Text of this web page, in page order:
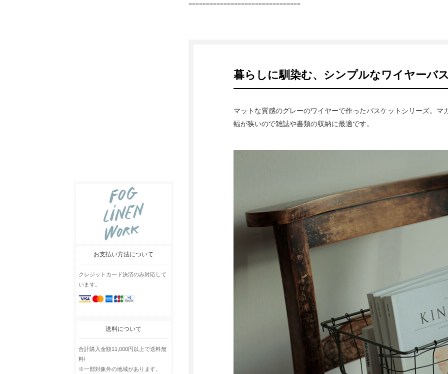
お支払い方法について
クレジットカード決済のみ対応して
います。
送料について
合計購入金額11,000円以上で送料無
料!
※一部対象外の地域があります。
================================
暮らしに馴染む、シンプルなワイヤーバ
マットな質感のグレーのワイヤーで作ったバスケットシリーズ。マ
幅が狭いので雑誌や書類の収納に最適です。